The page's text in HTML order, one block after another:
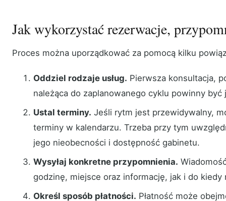
Jak wykorzystać rezerwacje,
Proces można uporządkować za pomocą kilku
Oddziel rodzaje usług. Pierwsza konsultacja,
należąca do zaplanowanego cyklu powinny być
Ustal terminy. Jeśli rytm jest przewidywalny,
terminy w kalendarzu. Trzeba przy tym
jego nieobecności i dostępność gabinetu.
Wysyłaj konkretne przypomnienia.
godzinę, miejsce oraz informację, jak i do
Określ sposób płatności. Płatność może